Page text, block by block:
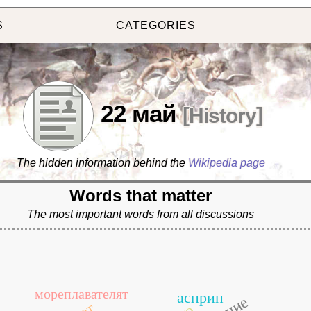
CATEGORIES
22 май [History]
The hidden information behind the Wikipedia page
Words that matter
The most important words from all discussions
асприн
мореплавателят